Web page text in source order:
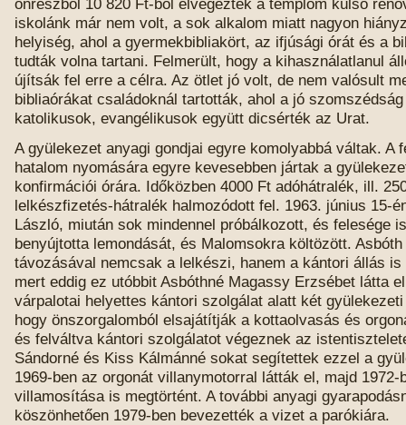
iskolánk már nem volt, a sok alkalom miatt nagyon
helyiség, ahol a gyermekbibliakört, az ifjúsági órát és a
tudták volna tartani. Felmerült, hogy a kihasználatlanul
újítsák fel erre a célra. Az ötlet jó volt, de nem valósult
bibliaórákat családoknál tartották, ahol a jó
katolikusok, evangélikusok együtt dicsérték az Urat.
A gyülekezet anyagi gondjai egyre komolyabbá váltak. A
hatalom nyomására egyre kevesebben jártak a
konfirmációi órára. Időközben 4000 Ft adóhátralék, ill.
lelkészfizetés-hátralék halmozódott fel. 1963. június 15-
László, miután sok mindennel próbálkozott, és felesége
benyújtotta lemondását, és Malomsokra költözött.
távozásával nemcsak a lelkészi, hanem a kántori állás is
mert eddig ez utóbbit Asbóthné Magassy Erzsébet látta
várpalotai helyettes kántori szolgálat alatt két
hogy önszorgalomból elsajátítják a kottaolvasás és
és felváltva kántori szolgálatot végeznek az
Sándorné és Kiss Kálmánné sokat segítettek ezzel a
1969-ben az orgonát villanymotorral látták el, majd 1972-
villamosítása is megtörtént. A további anyagi
köszönhetően 1979-ben bevezették a vizet a parókiára.